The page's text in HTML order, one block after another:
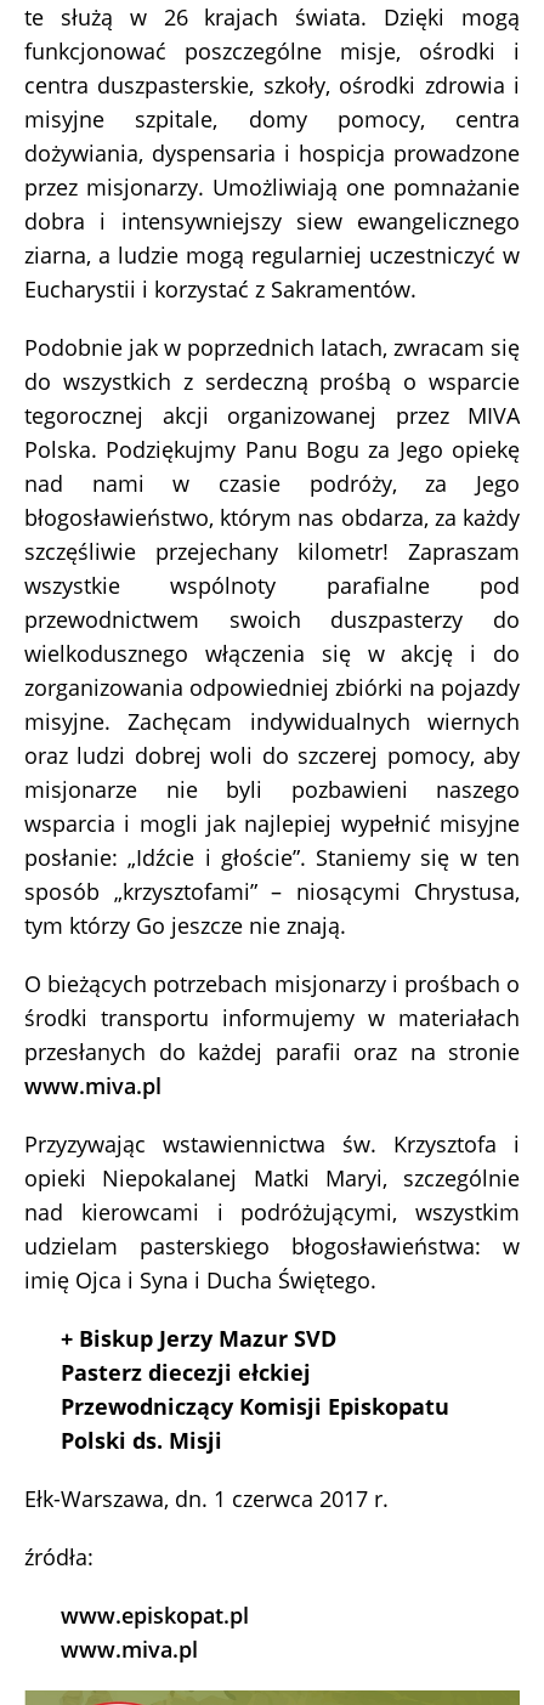
te służą w 26 krajach świata. Dzięki mogą
funkcjonować poszczególne misje, ośrodki i
centra duszpasterskie, szkoły, ośrodki zdrowia i
misyjne szpitale, domy pomocy, centra
dożywiania, dyspensaria i hospicja prowadzone
przez misjonarzy. Umożliwiają one pomnażanie
dobra i intensywniejszy siew ewangelicznego
ziarna, a ludzie mogą regularniej uczestniczyć w
Eucharystii i korzystać z Sakramentów.
Podobnie jak w poprzednich latach, zwracam się
do wszystkich z serdeczną prośbą o wsparcie
tegorocznej akcji organizowanej przez MIVA
Polska. Podziękujmy Panu Bogu za Jego opiekę
nad nami w czasie podróży, za Jego
błogosławieństwo, którym nas obdarza, za każdy
szczęśliwie przejechany kilometr! Zapraszam
wszystkie wspólnoty parafialne pod
przewodnictwem swoich duszpasterzy do
wielkodusznego włączenia się w akcję i do
zorganizowania odpowiedniej zbiórki na pojazdy
misyjne. Zachęcam indywidualnych wiernych
oraz ludzi dobrej woli do szczerej pomocy, aby
misjonarze nie byli pozbawieni naszego
wsparcia i mogli jak najlepiej wypełnić misyjne
posłanie: „Idźcie i głoście”. Staniemy się w ten
sposób „krzysztofami” – niosącymi Chrystusa,
tym którzy Go jeszcze nie znają.
O bieżących potrzebach misjonarzy i prośbach o
środki transportu informujemy w materiałach
przesłanych do każdej parafii oraz na stronie
www.miva.pl
Przyzywając wstawiennictwa św. Krzysztofa i
opieki Niepokalanej Matki Maryi, szczególnie
nad kierowcami i podróżującymi, wszystkim
udzielam pasterskiego błogosławieństwa: w
imię Ojca i Syna i Ducha Świętego.
+ Biskup Jerzy Mazur SVD
Pasterz diecezji ełckiej
Przewodniczący Komisji Episkopatu
Polski ds. Misji
Ełk-Warszawa, dn. 1 czerwca 2017 r.
źródła:
www.episkopat.pl
www.miva.pl